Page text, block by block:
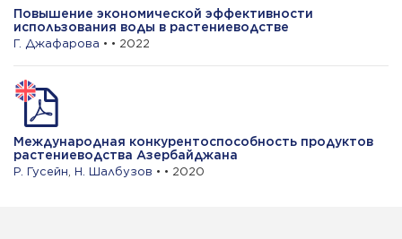
Повышение экономической эффективности
использования воды в растениеводстве
Г. Джафарова • • 2022
Международная конкурентоспособность продуктов
растениеводства Азербайджана
Р. Гусейн Н. Шалбузов • • 2020